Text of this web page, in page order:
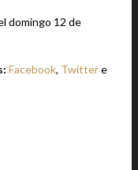
domingo 12 de
Facebook, Twittere